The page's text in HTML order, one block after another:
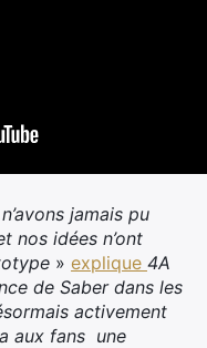
jamais pu
nos idées n’ont
» explique 4A
de Saber dans les
activement
aux fans une